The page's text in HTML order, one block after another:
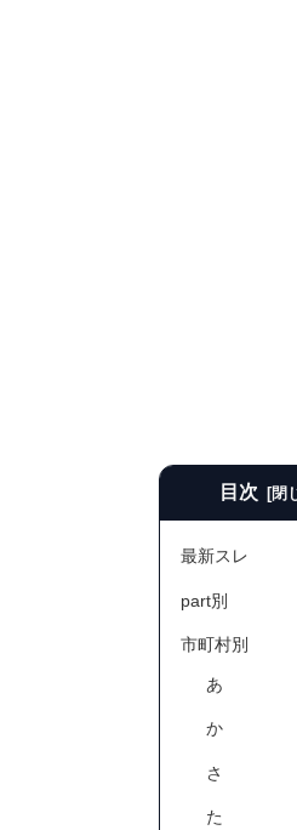
目次
最新スレ
part別
市町村別
あ
か
さ
た